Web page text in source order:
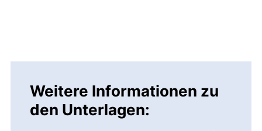
Weitere Informationen zu
den Unterlagen: